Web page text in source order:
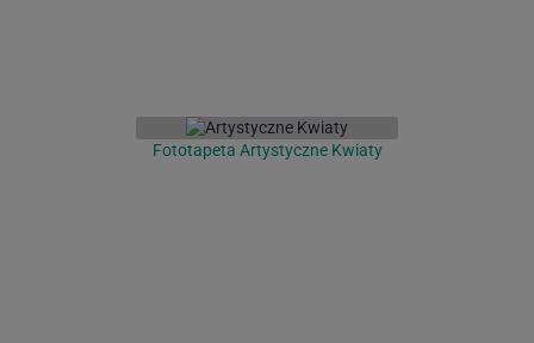
Fototapeta Artystyczne Kwiaty